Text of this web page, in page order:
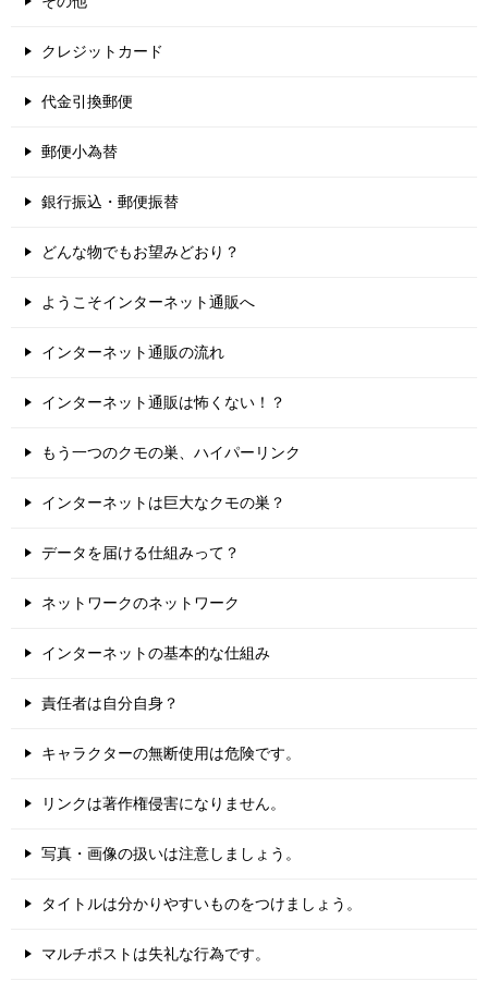
クレジットカード
代金引換郵便
郵便小為替
銀行振込・郵便振替
どんな物でもお望みどおり？
ようこそインターネット通販へ
インターネット通販の流れ
インターネット通販は怖くない！？
もう一つのクモの巣、ハイパーリンク
インターネットは巨大なクモの巣？
データを届ける仕組みって？
ネットワークのネットワーク
インターネットの基本的な仕組み
責任者は自分自身？
キャラクターの無断使用は危険です。
リンクは著作権侵害になりません。
写真・画像の扱いは注意しましょう。
タイトルは分かりやすいものをつけましょう。
マルチポストは失礼な行為です。